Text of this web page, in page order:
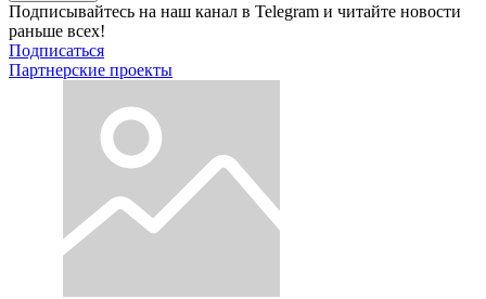
Подписывайтесь на наш канал в Telegram и читайте новости
раньше всех!
Подписаться
Партнерские проекты